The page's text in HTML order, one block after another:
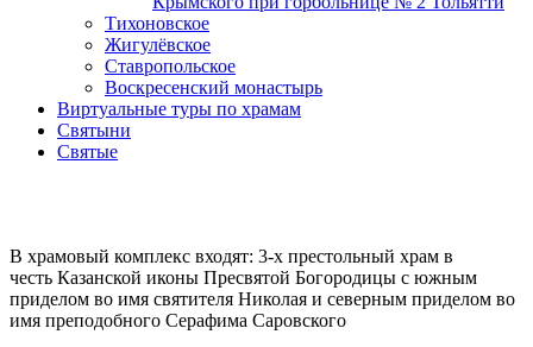
Тихоновское
Жигулёвское
Ставропольское
Воскресенский монастырь
Виртуальные туры по храмам
Святыни
Святые
В храмовый комплекс входят: 3-х престольный храм в
честь Казанской иконы Пресвятой Богородицы с южным
приделом во имя святителя Николая и северным приделом во
имя преподобного Серафима Саровского